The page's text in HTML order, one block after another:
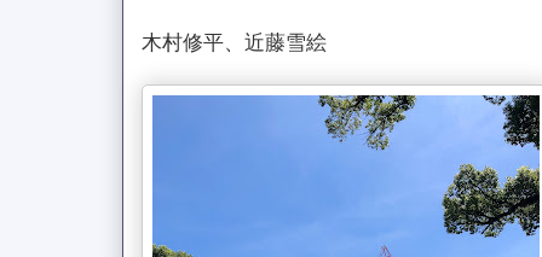
木村修平、近藤雪絵